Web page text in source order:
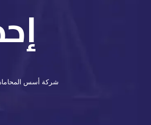
شركة أسس المحاماة